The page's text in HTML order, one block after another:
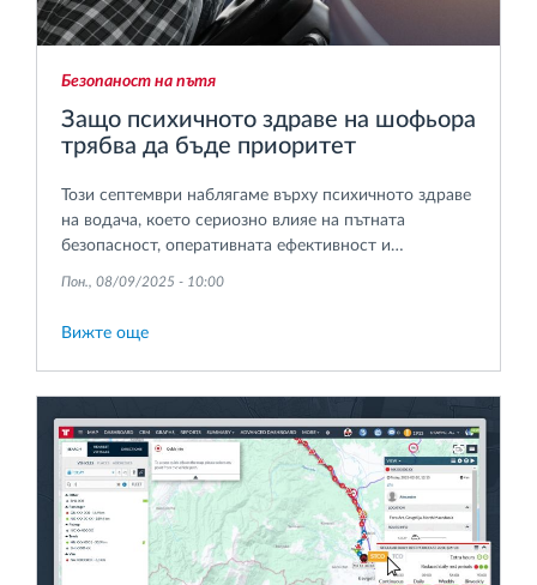
Безопаност на пътя
Защо психичното здраве на шофьора
трябва да бъде приоритет
Този септември наблягаме върху психичното здраве
на водача, което сериозно влияе на пътната
безопасност, оперативната ефективност и
Пон., 08/09/2025 - 10:00
Вижте още